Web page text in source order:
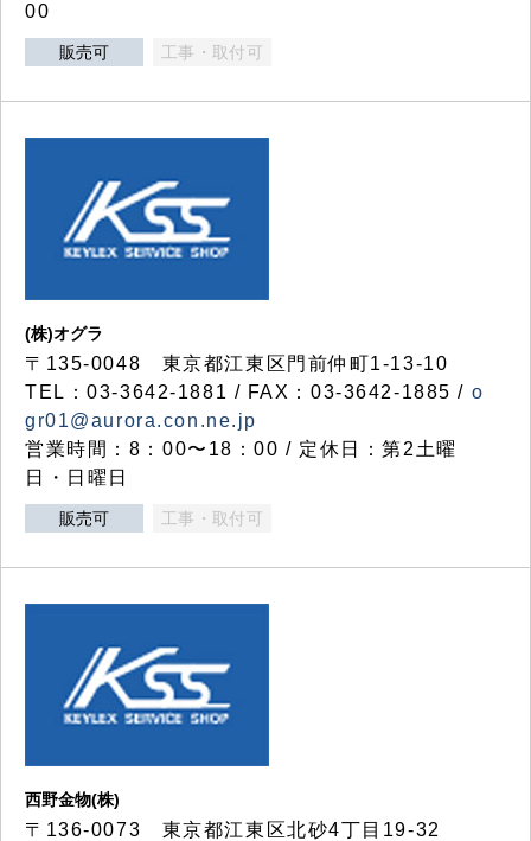
00
販売可 工事・取付可
(株)オグラ
〒135-0048 東京都江東区門前仲町1-13-10
TEL：03-3642-1881 / FAX：03-3642-1885 / o
gr01@aurora.con.ne.jp
営業時間：8：00〜18：00 / 定休日：第2土曜
日・日曜日
販売可 工事・取付可
西野金物(株)
〒136-0073 東京都江東区北砂4丁目19-32